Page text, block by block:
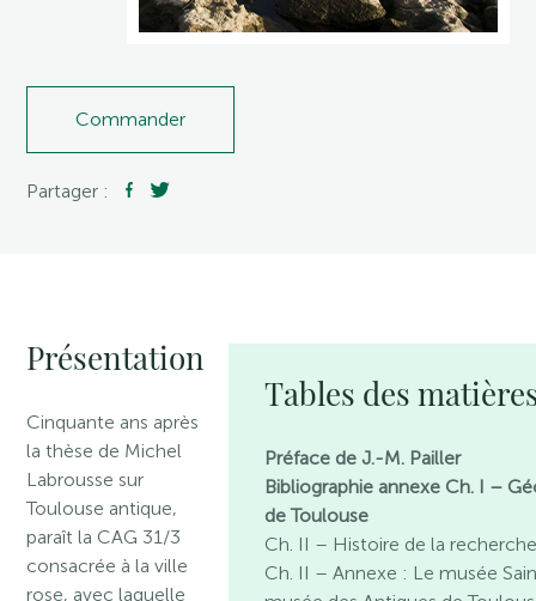
Commander
Partager :
Présentation
Cinquante ans après
la thèse de Michel
Labrousse sur
Toulouse antique,
paraît la CAG 31/3
consacrée à la ville
rose, avec laquelle
Tables des
Préface de J.-M. Pailler
Bibliographie annexe Ch. I –
de Toulouse
Ch. II – Histoire de la
Ch. II – Annexe : Le musée